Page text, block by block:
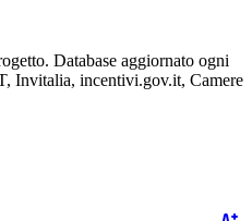
Database aggiornato ogni
Invitalia, incentivi.gov.it, Camere